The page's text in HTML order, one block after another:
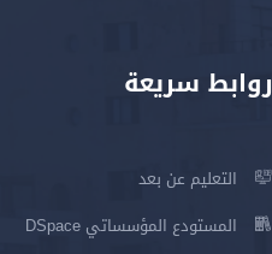
روابط سريعة
التعليم عن بعد
المستودع المؤسساتي DSpace